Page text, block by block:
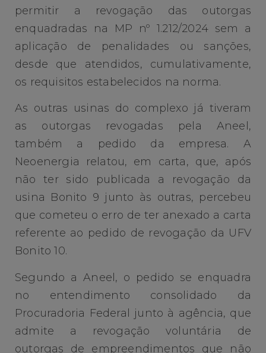
permitir a revogação das outorgas
enquadradas na MP nº 1.212/2024 sem a
aplicação de penalidades ou sanções,
desde que atendidos, cumulativamente,
os requisitos estabelecidos na norma.
As outras usinas do complexo já tiveram
as outorgas revogadas pela Aneel,
também a pedido da empresa. A
Neoenergia relatou, em carta, que, após
não ter sido publicada a revogação da
usina Bonito 9 junto às outras, percebeu
que cometeu o erro de ter anexado a carta
referente ao pedido de revogação da UFV
Bonito 10.
Segundo a Aneel, o pedido se enquadra
no entendimento consolidado da
Procuradoria Federal junto à agência, que
admite a revogação voluntária de
outorgas de empreendimentos que não